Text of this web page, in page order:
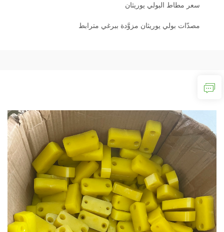
سعر مطاط البولي يوريثان
مصدّات بولي يوريثان مزوَّدة ببرغي مترابط